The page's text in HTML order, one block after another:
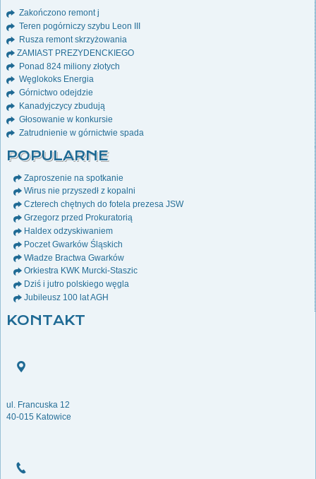
Zakończono remont j
Teren pogórniczy szybu Leon III
Rusza remont skrzyżowania
ZAMIAST PREZYDENCKIEGO
Ponad 824 miliony złotych
Węglokoks Energia
Górnictwo odejdzie
Kanadyjczycy zbudują
Głosowanie w konkursie
Zatrudnienie w górnictwie spada
POPULARNE
Zaproszenie na spotkanie
Wirus nie przyszedł z kopalni
Czterech chętnych do fotela prezesa JSW
Grzegorz przed Prokuratorią
Haldex odzyskiwaniem
Poczet Gwarków Śląskich
Władze Bractwa Gwarków
Orkiestra KWK Murcki-Staszic
Dziś i jutro polskiego węgla
Jubileusz 100 lat AGH
KONTAKT
ul. Francuska 12
40-015 Katowice